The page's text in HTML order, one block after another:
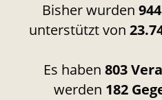
Bisher wurden
unterstützt von
Es haben 803
werden 182